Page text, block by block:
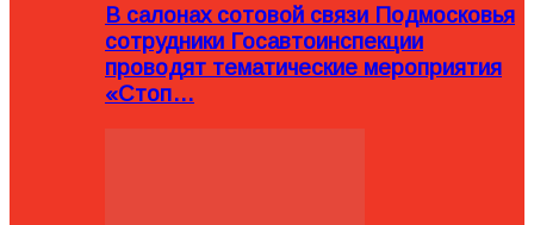
В салонах сотовой связи Подмосковья
сотрудники Госавтоинспекции
проводят тематические мероприятия
«Стоп…